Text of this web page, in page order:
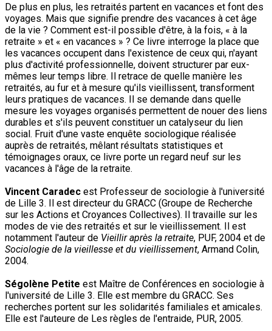
De plus en plus, les retraités partent en vacances et font des
voyages. Mais que signifie prendre des vacances à cet âge
de la vie ? Comment est-il possible d'être, à la fois, « à la
retraite » et « en vacances » ? Ce livre interroge la place que
les vacances occupent dans l'existence de ceux qui, n'ayant
plus d'activité professionnelle, doivent structurer par eux-
mêmes leur temps libre. Il retrace de quelle manière les
retraités, au fur et à mesure qu'ils vieillissent, transforment
leurs pratiques de vacances. Il se demande dans quelle
mesure les voyages organisés permettent de nouer des liens
durables et s'ils peuvent constituer un catalyseur du lien
social. Fruit d'une vaste enquête sociologique réalisée
auprès de retraités, mêlant résultats statistiques et
témoignages oraux, ce livre porte un regard neuf sur les
vacances à l'âge de la retraite.
Vincent Caradec est Professeur de sociologie à l'université
de Lille 3. Il est directeur du GRACC (Groupe de Recherche
sur les Actions et Croyances Collectives). Il travaille sur les
modes de vie des retraités et sur le vieillissement. Il est
notamment l'auteur de Vieillir après la retraite, PUF, 2004 et de
Sociologie de la vieillesse et du vieillissement, Armand Colin,
2004.
Ségolène Petite est Maître de Conférences en sociologie à
l'université de Lille 3. Elle est membre du GRACC. Ses
recherches portent sur les solidarités familiales et amicales.
Elle est l'auteure de Les règles de l'entraide, PUR, 2005.